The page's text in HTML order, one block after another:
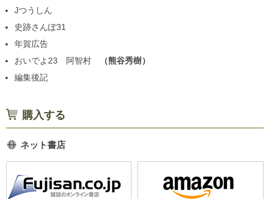
Jつうしん
史跡さんぽ31
年賀広告
おいでよ23 阿智村
熊谷秀樹
編集後記
購入する
ネット書店